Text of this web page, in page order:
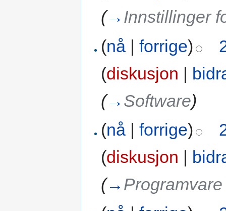
(→ Innstillinger
(nå |forrige)
(diskusjon |
(→ Software)
(nå |forrige)
(diskusjon |
(→